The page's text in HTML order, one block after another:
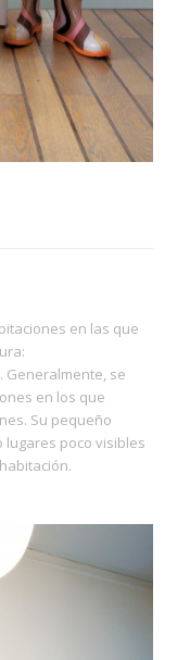
en las que
Generalmente, se
en los que
Su pequeño
poco visibles